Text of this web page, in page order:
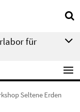
für
Seltene Erden